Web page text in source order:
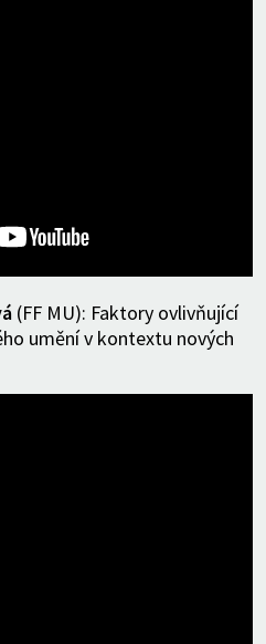
(FF MU): Faktory ovlivňující
umění v kontextu nových